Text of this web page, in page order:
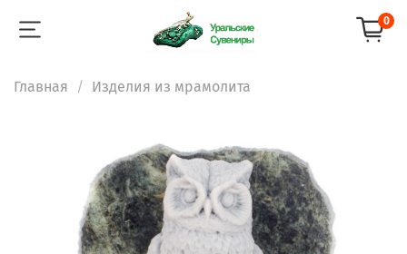
0
Главная Изделия из мрамолита